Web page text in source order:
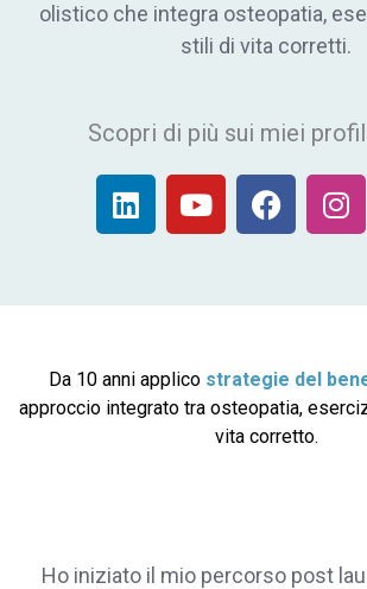
olistico che integra osteopatia,
stili di vita corretti.
Scopri di più sui miei
L
i
e
i
n
Y
o
u
e
F
a
b
o
k
I
n
a
r
a
m
Da 10 anni applico strategie del
approccio integrato tra osteopatia,
vita corretto.
Ho iniziato il mio percorso post